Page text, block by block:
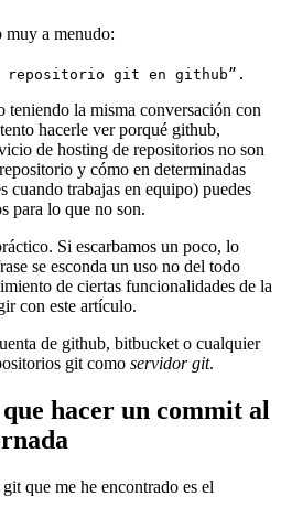
muy a menudo:
repositorio git en github”.
teniendo la misma conversación con
hacerle ver porqué github,
de hosting de repositorios no son
y cómo en determinadas
cuando trabajas en equipo) puedes
para lo que no son.
Si escarbamos un poco, lo
se esconda un uso no del todo
de ciertas funcionalidades de la
con este artículo.
de github, bitbucket o cualquier
git como servidor git.
hacer un commit al
que me he encontrado es el